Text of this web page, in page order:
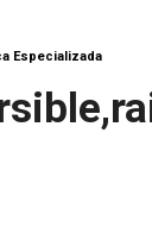
Especializada